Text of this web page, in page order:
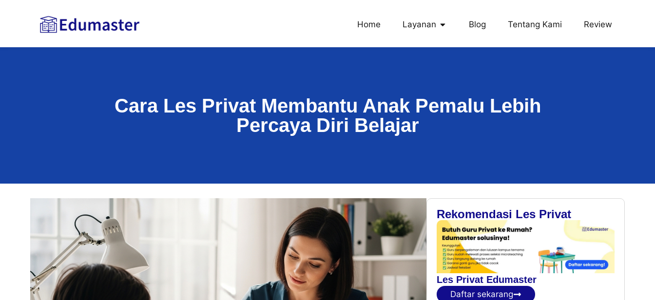
Home Layanan Blog Tentang Kami Review
Cara Les Privat Membantu Anak Pemalu Lebih
Percaya Diri Belajar
Rekomendasi Les Privat
Les Privat Edumaster
Daftar sekarang